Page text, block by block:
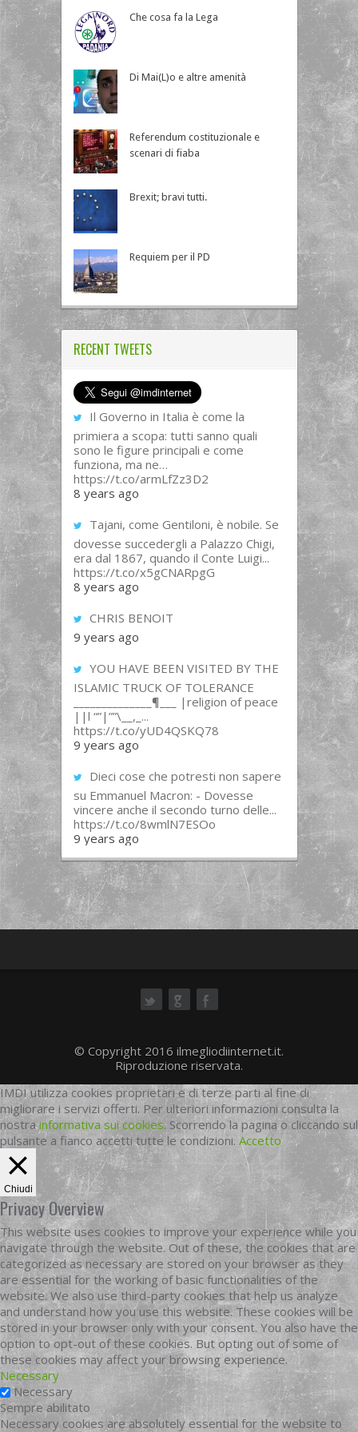
Che cosa fa la Lega
Di Mai(L)o e altre amenità
Referendum costituzionale e
scenari di fiaba
Brexit; bravi tutti.
Requiem per il PD
RECENT TWEETS
Il Governo in Italia è come la
primiera a scopa: tutti sanno quali
sono le figure principali e come
funziona, ma ne…
https://t.co/armLfZz3D2
8 years ago
Tajani, come Gentiloni, è nobile. Se
dovesse succedergli a Palazzo Chigi,
era dal 1867, quando il Conte Luigi...
https://t.co/x5gCNARpgG
8 years ago
CHRIS BENOIT
9 years ago
YOU HAVE BEEN VISITED BY THE
ISLAMIC TRUCK OF TOLERANCE
______________¶___ |religion of peace
||l “”|””\__,_...
https://t.co/yUD4QSKQ78
9 years ago
Dieci cose che potresti non sapere
su Emmanuel Macron: - Dovesse
vincere anche il secondo turno delle...
https://t.co/8wmlN7ESOo
9 years ago
© Copyright 2016 ilmegliodiinternet.it.
Riproduzione riservata.
IMDI utilizza cookies proprietari e di terze parti al fine di
migliorare i servizi offerti. Per ulteriori informazioni consulta la
nostrainformativa sui cookies. Scorrendo la pagina o cliccando sul
pulsante a fianco accetti tutte le condizioni. Accetto
Chiudi
Privacy Overview
This website uses cookies to improve your experience while you
navigate through the website. Out of these, the cookies that are
categorized as necessary are stored on your browser as they
are essential for the working of basic functionalities of the
website. We also use third-party cookies that help us analyze
and understand how you use this website. These cookies will be
stored in your browser only with your consent. You also have the
option to opt-out of these cookies. But opting out of some of
these cookies may affect your browsing experience.
Necessary
Necessary
Sempre abilitato
Necessary cookies are absolutely essential for the website to